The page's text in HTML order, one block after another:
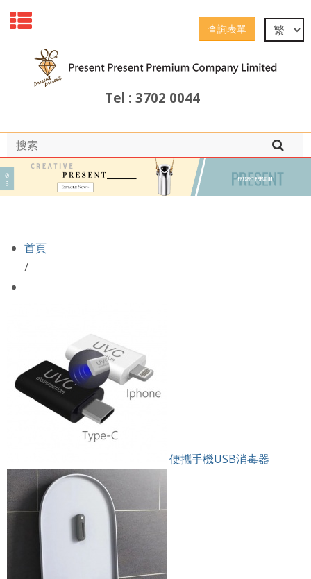
查詢表單
Tel : 3702 0044
首頁
/
便攜手機USB消毒器